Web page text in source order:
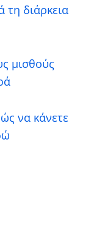
τη διάρκεια
μισθούς
να κάνετε